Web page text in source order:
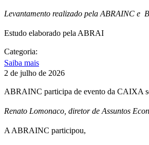
Levantamento realizado pela ABRAINC e
Estudo elaborado pela ABRAI
Categoria:
Saiba mais
2 de julho de 2026
ABRAINC participa de evento da CAIXA
Renato Lomonaco, diretor de Assuntos
A ABRAINC participou,